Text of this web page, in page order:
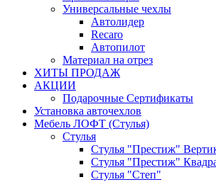
Универсальные чехлы
Автолидер
Recaro
Автопилот
Материал на отрез
ХИТЫ ПРОДАЖ
АКЦИИ
Подарочные Сертификаты
Установка авточехлов
Мебель ЛОФТ (Стулья)
Стулья
Стулья "Престиж"
Стулья "Престиж"
Стулья "Степ"